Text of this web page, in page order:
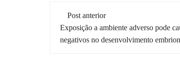
Navegação
de
Post anterior
Exposição a ambiente adverso pode
negativos no desenvolvimento